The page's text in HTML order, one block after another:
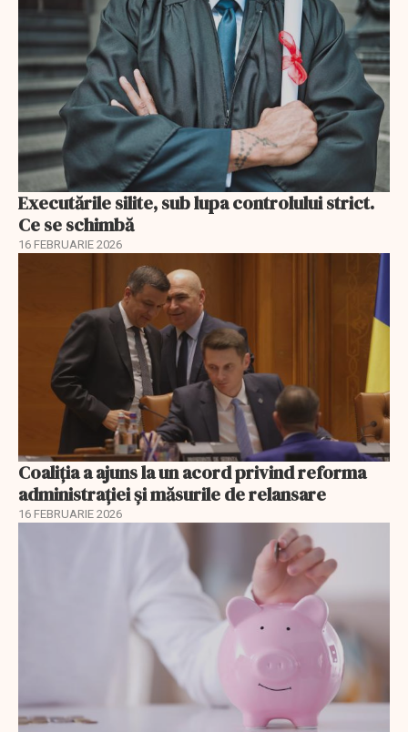
Executările silite, sub lupa controlului strict.
Ce se schimbă
16 FEBRUARIE 2026
Coaliția a ajuns la un acord privind reforma
administrației și măsurile de relansare
16 FEBRUARIE 2026